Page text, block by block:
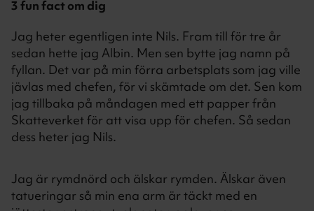
3 fun fact om dig
Jag heter egentligen inte Nils. Fram till för tre år
sedan hette jag Albin. Men sen bytte jag namn på
fyllan. Det var på min förra arbetsplats som jag ville
jävlas med chefen, för vi skämtade om det. Sen kom
jag tillbaka på måndagen med ett papper från
Skatteverket för att visa upp för chefen. Så sedan
dess heter jag Nils.
Jag är rymdnörd och älskar rymden. Älskar även
tatueringar så min ena arm är täckt med en